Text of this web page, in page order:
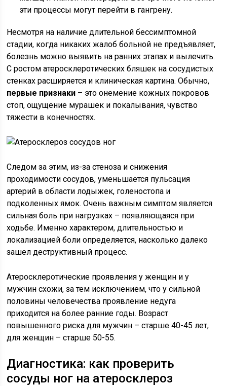
эти процессы могут перейти в гангрену.
Несмотря на наличие длительной бессимптомной
стадии, когда никаких жалоб больной не предъявляет,
болезнь можно выявить на ранних этапах и вылечить.
С ростом атеросклеротических бляшек на сосудистых
стенках расширяется и клиническая картина. Обычно,
первые признаки – это онемение кожных покровов
стоп, ощущение мурашек и покалывания, чувство
тяжести в конечностях.
Следом за этим, из-за стеноза и снижения
проходимости сосудов, уменьшается пульсация
артерий в области лодыжек, голеностопа и
подколенных ямок. Очень важным симптом является
сильная боль при нагрузках – появляющаяся при
ходьбе. Именно характером, длительностью и
локализацией боли определяется, насколько далеко
зашел деструктивный процесс.
Атеросклеротические проявления у женщин и у
мужчин схожи, за тем исключением, что у сильной
половины человечества проявление недуга
приходится на более ранние годы. Возраст
повышенного риска для мужчин – старше 40-45 лет,
для женщин – старше 50-55.
Диагностика: как проверить
сосуды ног на атеросклероз